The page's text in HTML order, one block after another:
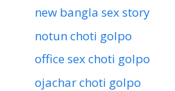
new bangla sex story
notun choti golpo
office sex choti golpo
ojachar choti golpo